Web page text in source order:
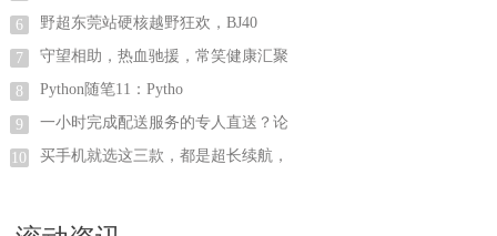
6 野超东莞站硬核越野狂欢，BJ40
7 守望相助，热血驰援，常笑健康汇聚
8 Python随笔11：Pytho
9 一小时完成配送服务的专人直送？论
10 买手机就选这三款，都是超长续航，